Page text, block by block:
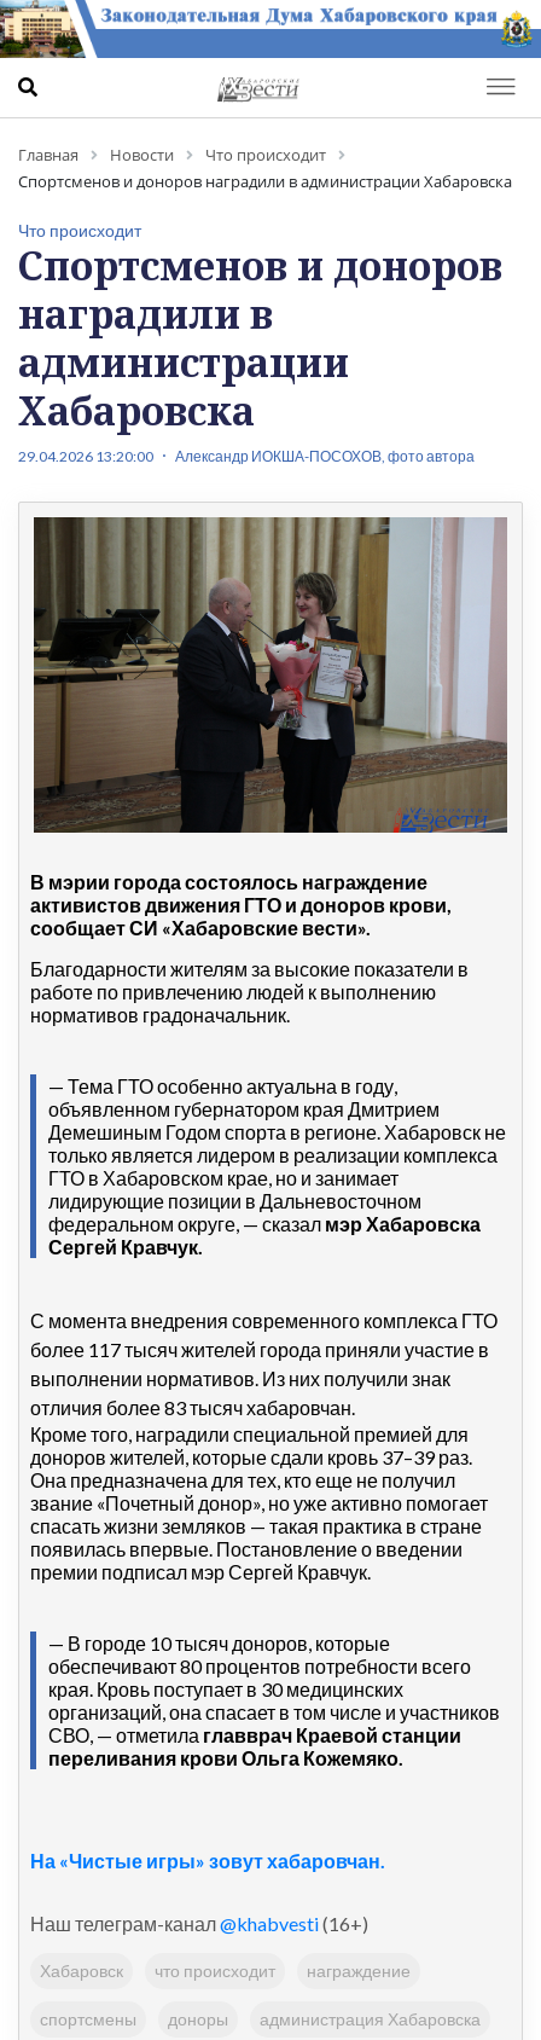
Главная Новости
Что происходит
Спортсменов и доноров наградили в администрации Хабаровска
Что происходит
Спортсменов и доноров
наградили в
администрации
Хабаровска
29.04.2026 13:20:00 Александр ИОКША-ПОСОХОВ, фото автора
В мэрии города состоялось награждение
активистов движения ГТО и доноров крови,
сообщает СИ «Хабаровские вести».
Благодарности жителям за высокие показатели в
работе по привлечению людей к выполнению
нормативов градоначальник.
— Тема ГТО особенно актуальна в году,
объявленном губернатором края Дмитрием
Демешиным Годом спорта в регионе. Хабаровск не
только является лидером в реализации комплекса
ГТО в Хабаровском крае, но и занимает
лидирующие позиции в Дальневосточном
федеральном округе, — сказал мэр Хабаровска
Сергей Кравчук.
С момента внедрения современного комплекса ГТО
более 117 тысяч жителей города приняли участие в
выполнении нормативов. Из них получили знак
отличия более 83 тысяч хабаровчан.
Кроме того, наградили специальной премией для
доноров жителей, которые сдали кровь 37–39 раз.
Она предназначена для тех, кто еще не получил
звание «Почетный донор», но уже активно помогает
спасать жизни земляков — такая практика в стране
появилась впервые. Постановление о введении
премии подписал мэр Сергей Кравчук.
— В городе 10 тысяч доноров, которые
обеспечивают 80 процентов потребности всего
края. Кровь поступает в 30 медицинских
организаций, она спасает в том числе и участников
СВО, — отметила главврач Краевой станции
переливания крови Ольга Кожемяко.
На «Чистые игры» зовут хабаровчан.
Наш телеграм-канал@khabvesti(16+)
Хабаровск что происходит награждение
спортсмены доноры администрация Хабаровска